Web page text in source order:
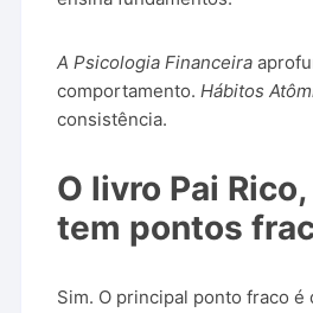
A Psicologia Financeira
comportamento.Hábitos
consistência.
O livro Pai
tem pontos
Sim. O principal ponto fraco é